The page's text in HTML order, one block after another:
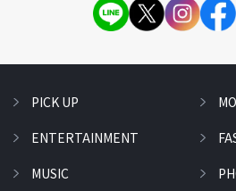
PICK UP
ENTERTAINMENT
MUSIC